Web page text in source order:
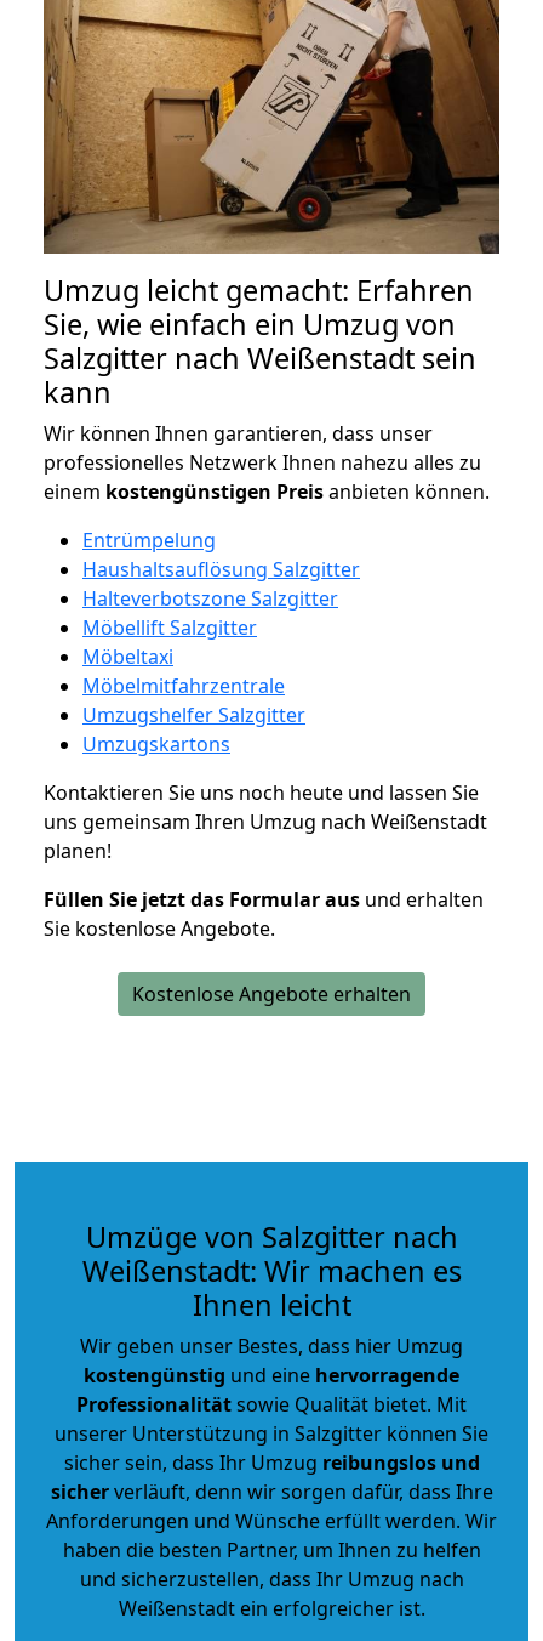
Umzug leicht gemacht: Erfahren
Sie, wie einfach ein Umzug von
Salzgitter nach Weißenstadt sein
kann
Wir können Ihnen garantieren, dass unser
professionelles Netzwerk Ihnen nahezu alles zu
einem kostengünstigen Preisanbieten können.
Entrümpelung
Haushaltsauflösung Salzgitter
Halteverbotszone Salzgitter
Möbellift Salzgitter
Möbeltaxi
Möbelmitfahrzentrale
Umzugshelfer Salzgitter
Umzugskartons
Kontaktieren Sie uns noch heute und lassen Sie
uns gemeinsam Ihren Umzug nach Weißenstadt
planen!
Füllen Sie jetzt das Formular aus und erhalten
Sie kostenlose Angebote.
Kostenlose Angebote erhalten
Umzüge von Salzgitter nach
Weißenstadt: Wir machen es
Ihnen leicht
Wir geben unser Bestes, dass hier Umzug
kostengünstig und eine hervorragende
Professionalitätsowie Qualität bietet. Mit
unserer Unterstützung in Salzgitter können Sie
sicher sein, dass Ihr Umzug reibungslos und
sicherverläuft, denn wir sorgen dafür, dass Ihre
Anforderungen und Wünsche erfüllt werden. Wir
haben die besten Partner, um Ihnen zu helfen
und sicherzustellen, dass Ihr Umzug nach
Weißenstadt ein erfolgreicher ist.